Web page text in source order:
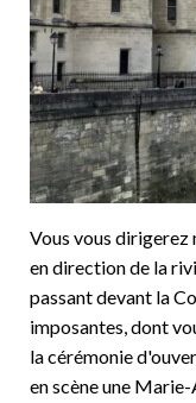
Vous vous dirigerez
en direction de la
passant devant la
imposantes, dont
la cérémonie
en scène une